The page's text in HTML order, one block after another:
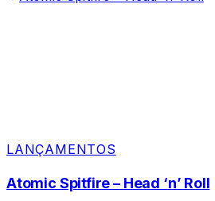
LANÇAMENTOS
Atomic Spitfire – Head ‘n’ Roll